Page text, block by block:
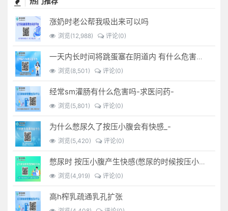
涨奶时老公帮我吸出来可以吗
浏览(12,988) 评论(0)
一天内长时间将跳蛋塞在阴道内 有什么危害免...(跳蛋是放哪里)
浏览(8,501) 评论(0)
经常sm灌肠有什么危害吗-求医问药-
浏览(5,801) 评论(0)
为什么憋尿久了按压小腹会有快感_-
浏览(5,420) 评论(0)
憋尿时 按压小腹产生快感(憋尿的时候按压小腹是什么感觉)
浏览(4,919) 评论(0)
高h榨乳疏通乳孔扩张